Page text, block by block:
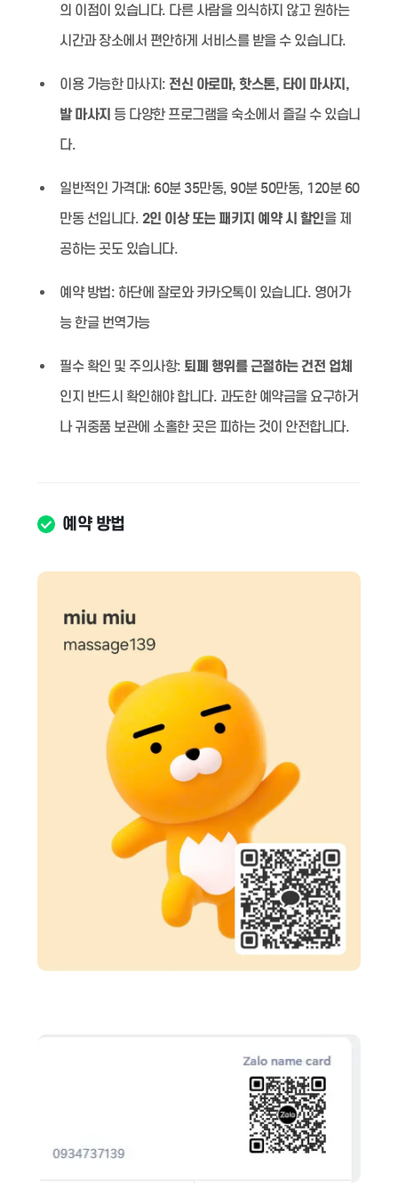
의 이점이 있습니다. 다른 사람을 의식하지 않고 원하는
시간과 장소에서 편안하게 서비스를 받을 수 있습니다.
이용 가능한 마사지: 전신 아로마, 핫스톤, 타이 마사지,
발 마사지 등 다양한 프로그램을 숙소에서 즐길 수 있습니
다.
일반적인 가격대: 60분 35만동, 90분 50만동, 120분 60
만동 선입니다. 2인 이상 또는 패키지 예약 시 할인을 제
공하는 곳도 있습니다.
예약 방법: 하단에 잘로와 카카오톡이 있습니다. 영어가
능 한글 번역가능
필수 확인 및 주의사항: 퇴폐 행위를 근절하는 건전 업체
인지 반드시 확인해야 합니다. 과도한 예약금을 요구하거
나 귀중품 보관에 소홀한 곳은 피하는 것이 안전합니다.
예약 방법